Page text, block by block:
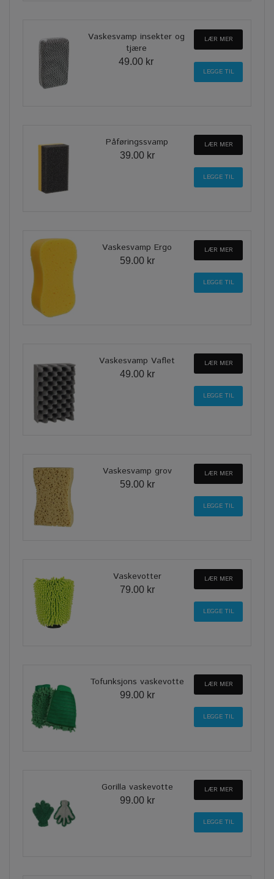
Vaskesvamp insekter og
tjære
49.00 kr
LÆR MER
Påføringssvamp
39.00 kr
LÆR MER
Vaskesvamp Ergo
59.00 kr
LÆR MER
Vaskesvamp Vaflet
49.00 kr
LÆR MER
Vaskesvamp grov
59.00 kr
LÆR MER
Vaskevotter
79.00 kr
LÆR MER
Tofunksjons vaskevotte
99.00 kr
LÆR MER
Gorilla vaskevotte
99.00 kr
LÆR MER